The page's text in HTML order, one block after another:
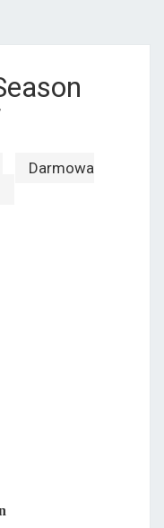
Darmowa